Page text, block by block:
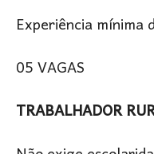
Experiência mínima
05 VAGAS
TRABALHADOR